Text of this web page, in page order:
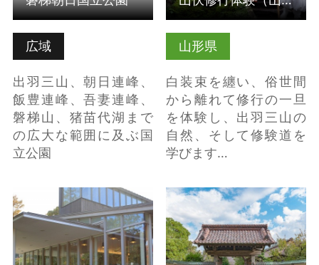
広域
出羽三山、朝日連峰、
飯豊連峰、吾妻連峰、
磐梯山、猪苗代湖まで
の広大な範囲に及ぶ国
立公園
山形県
白装束を纏い、俗世間
から離れて修行の一旦
を体験し、出羽三山の
自然、そして修験道を
学びます…
詳細はこちら 詳細はこちら